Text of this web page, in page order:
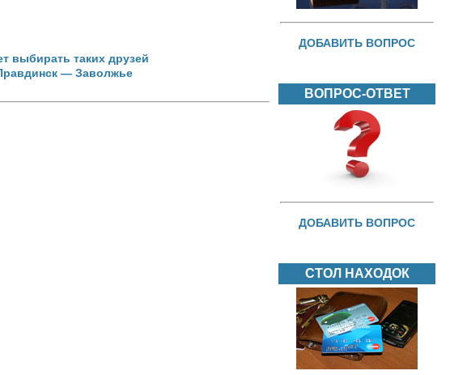
выбирать таких друзей
— Заволжье
ДОБАВИТЬ ВОПРОС
ВОПРОС-ОТВЕТ
ДОБАВИТЬ ВОПРОС
СТОЛ НАХОДОК